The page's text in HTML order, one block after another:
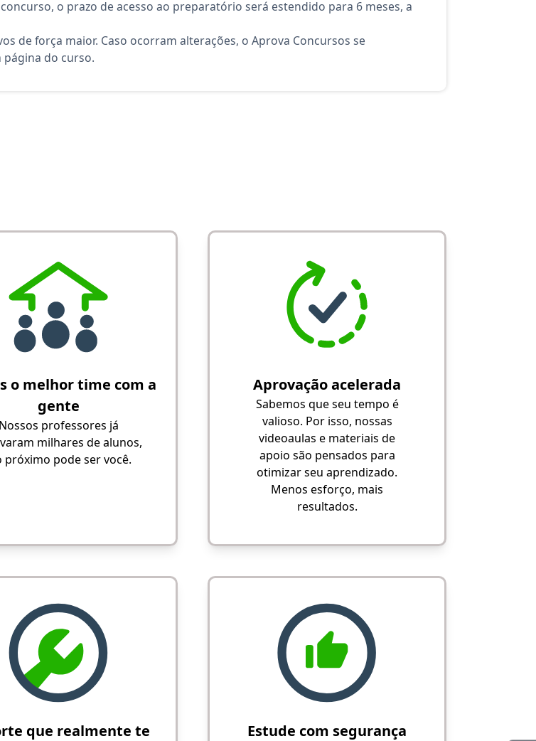
o prazo de acesso ao preparatório será estendido para 6 meses, a
de força maior. Caso ocorram alterações, o Aprova Concursos se
do curso.
o melhor time com a
gente
Nossos professores já
milhares de alunos,
próximo pode ser você.
Aprovação acelerada
Sabemos que seu tempo é
valioso. Por isso, nossas
videoaulas e materiais de
apoio são pensados para
otimizar seu aprendizado.
Menos esforço, mais
resultados.
que realmente te
Estude com segurança